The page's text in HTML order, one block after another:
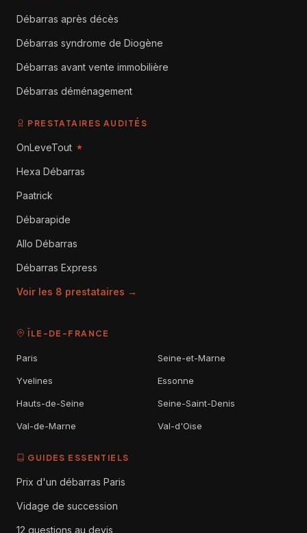
Débarras après décès
Débarras syndrome de Diogène
Débarras avant vente immobilière
Débarras déménagement
PRESTATAIRES AUDITÉS
OnLeveTout ★
Hexa Débarras
Paatrick
Débarapide
Allo Débarras
Débarras Express
Voir les 8 prestataires →
ÎLE-DE-FRANCE
Paris Seine-et-Marne
Yvelines Essonne
Hauts-de-Seine Seine-Saint-Denis
Val-de-Marne Val-d'Oise
GUIDES ESSENTIELS
Prix d'un débarras Paris
Vidage de succession
12 questions au devis